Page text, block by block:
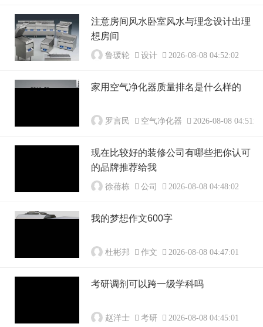
注意房间风水卧室风水与理念设计出理
想房间
鲁瑗轮 设计 2026-08-08 04:52:02
家用空气净化器质量排名是什么样的
罗言民 空气净化器 2026-08-08 04:51:01
现在比较好的装修公司有哪些把你认可
的品牌推荐给我
徐蓓栋 公司 2026-08-08 04:48:02
我的梦想作文600字
杜彬邦 作文 2026-08-08 04:47:01
考研调剂可以跨一级学科吗
赵洋士 考研 2026-08-08 04:45:01